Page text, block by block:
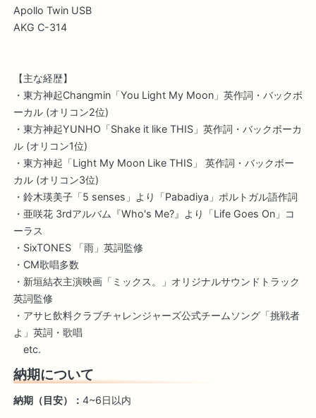
Apollo Twin USB
AKG C-314
【主な経歴】
・東方神起Changmin「You Light My Moon」英作詞・バックボ
ーカル (オリコン2位)
・東方神起YUNHO「Shake it like THIS」英作詞・バックボーカ
ル (オリコン1位)
・東方神起「Light My Moon Like THIS」 英作詞・バックボー
カル (オリコン3位)
・鈴木瑛美子「5 senses」より「Pabadiya」ポルトガル語作詞
・亜咲花 3rdアルバム『Who's Me?』より「Life Goes On」コ
ーラス
・SixTONES 「雨」英詞監修
・CM歌唱多数
・新垣結衣主演映画「ミックス。」オリジナルサウンドトラック
英詞監修
・アサヒ飲料クラブチャレンジャーズ公式チームソング「挑戦者
よ」英詞・歌唱
etc.
納期について
納期（目安）： 4~6日以内